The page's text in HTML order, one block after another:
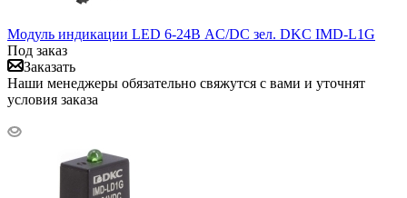
Модуль индикации LED 6-24В AC/DC зел. DKC IMD-L1G
Под заказ
Заказать
Наши менеджеры обязательно свяжутся с вами и уточнят
условия заказа